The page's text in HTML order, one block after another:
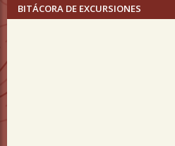
BITÁCORA DE EXCURSIONES